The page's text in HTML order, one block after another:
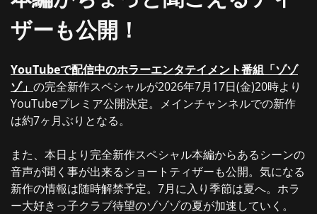
ザーも公開！
YouTubeで配信中のホラーエンタテイメント番組「ゾゾ
ゾ」 の完全新作スペシャルが2026年7月17日(金)20時より
YouTubeプレミア公開決定。メインチャンネルでの新作
は約7ヶ月ぶりとなる。
また、本日より完全新作スペシャル本編からあるシーンの
音声が聞く事が出来るショートティザーも公開。気になる
新作の情報は随時解禁予定。7月に入り季節は夏へ。ホラ
ー大好きっ子クラブ待望のゾゾゾの夏が加速していく。